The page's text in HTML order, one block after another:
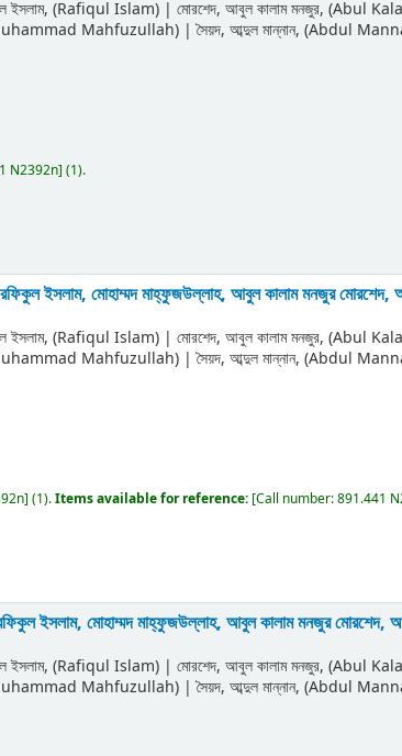
ইসলাম, (Rafiqul Islam)| মোরশেদ, আবুল কালাম মনজুর, (Abul
(Muhammad Mahfuzullah)|সৈয়দ, আব্দুল মান্নান, (Abdul
N2392n] (1).
ইসলাম, মোহাম্মদ মাহ্‌ফুজউল্লাহ, আবুল কালাম মনজুর
ইসলাম, (Rafiqul Islam)| মোরশেদ, আবুল কালাম মনজুর, (Abul
(Muhammad Mahfuzullah)|সৈয়দ, আব্দুল মান্নান, (Abdul
] (1).Items available for reference: [Call number:891.441
ইসলাম, মোহাম্মদ মাহ্‌ফুজউল্লাহ, আবুল কালাম মনজুর
ইসলাম, (Rafiqul Islam)| মোরশেদ, আবুল কালাম মনজুর, (Abul
(Muhammad Mahfuzullah)|সৈয়দ, আব্দুল মান্নান, (Abdul